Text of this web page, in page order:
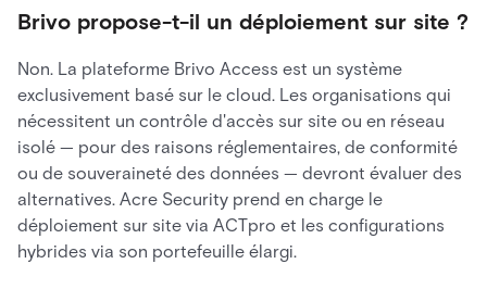
Brivo propose-t-il un déploiement sur site ?
Non. La plateforme Brivo Access est un système
exclusivement basé sur le cloud. Les organisations qui
nécessitent un contrôle d'accès sur site ou en réseau
isolé — pour des raisons réglementaires, de conformité
ou de souveraineté des données — devront évaluer des
alternatives. Acre Security prend en charge le
déploiement sur site via ACTpro et les configurations
hybrides via son portefeuille élargi.